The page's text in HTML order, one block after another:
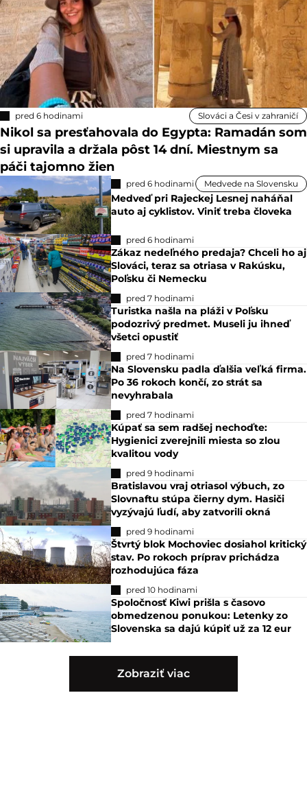
pred 6 hodinami Slováci a Česi v zahraničí
Nikol sa presťahovala do Egypta: Ramadán som
si upravila a držala pôst 14 dní. Miestnym sa
páči tajomno žien
pred 6 hodinami Medvede na Slovensku
Medveď pri Rajeckej Lesnej naháňal
auto aj cyklistov. Viniť treba človeka
pred 6 hodinami
Zákaz nedeľného predaja? Chceli ho aj
Slováci, teraz sa otriasa v Rakúsku,
Poľsku či Nemecku
pred 7 hodinami
Turistka našla na pláži v Poľsku
podozrivý predmet. Museli ju ihneď
všetci opustiť
pred 7 hodinami
Na Slovensku padla ďalšia veľká firma.
Po 36 rokoch končí, zo strát sa
nevyhrabala
pred 7 hodinami
Kúpať sa sem radšej nechoďte:
Hygienici zverejnili miesta so zlou
kvalitou vody
pred 9 hodinami
Bratislavou vraj otriasol výbuch, zo
Slovnaftu stúpa čierny dym. Hasiči
vyzývajú ľudí, aby zatvorili okná
pred 9 hodinami
Štvrtý blok Mochoviec dosiahol kritický
stav. Po rokoch príprav prichádza
rozhodujúca fáza
pred 10 hodinami
Spoločnosť Kiwi prišla s časovo
obmedzenou ponukou: Letenky zo
Slovenska sa dajú kúpiť už za 12 eur
Zobraziť viac